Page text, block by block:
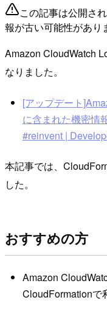
この記事は公開さ
報が古い可能性があり
Amazon CloudWatch
なりました。
[アップデート
に含まれた機密情
#reinvent |
本記事では、
した。
おすすめの方
Amazon
CloudFormationで